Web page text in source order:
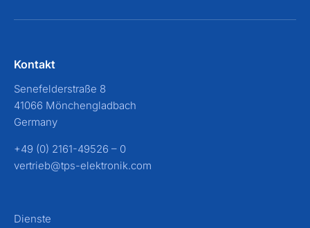
Kontakt
Senefelderstraße 8
41066 Mönchengladbach
Germany
+49 (0) 2161-49526 – 0
vertrieb@tps-elektronik.com
Dienste